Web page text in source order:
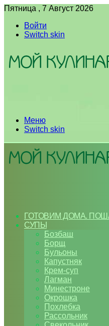
Пятница , 7 Август 2026
Войти
Switch skin
Меню
Switch skin
ГОТОВИМ ДОМА.
СУПЫ
Бозбаш
Борщ
Бульоны
Капустняк
Крем-суп
Лагман
Минестроне
Окрошка
Похлебка
Рассольник